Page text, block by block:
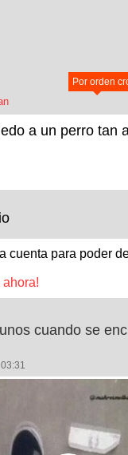
Por orden
a un perro tan
cuenta para poder
ahora!
cuando se